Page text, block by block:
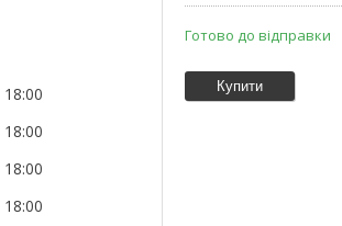
18:00
18:00
18:00
18:00
Готово до відправки
Купити